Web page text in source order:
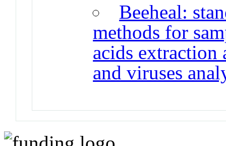
Beeheal:
methods for
acids
and viruses